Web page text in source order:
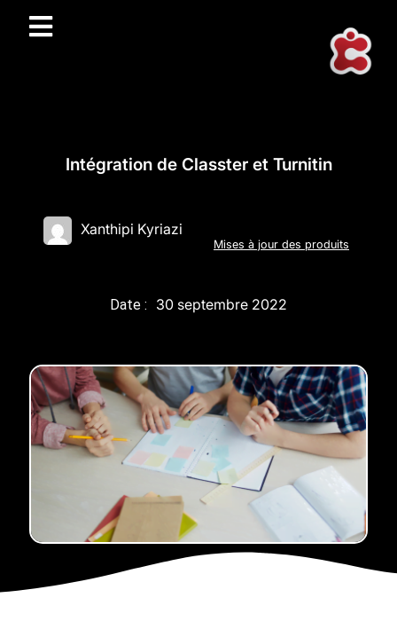
Intégration de Classter et Turnitin
Xanthipi Kyriazi
Mises à jour des produits
Date : 30 septembre 2022